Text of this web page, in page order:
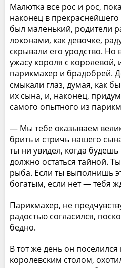
Малютка все рос и рос,
наконец в
был маленький, родители
локонами, как девочке,
скрывали его уродство. Но
ужасу короля с королевой,
парикмахер и брадобрей.
смыкали глаз, думая, как
их сына, и, наконец,
самого опытного из
— Мы тебе оказываем
брить и стричь нашего
ты ни увидел, когда
должно остаться тайной.
рыба. Если ты выполнишь
богатым, если нет — тебя
Парикмахер, не
радостью согласился,
бедно.
В тот же день он
королевским столом,